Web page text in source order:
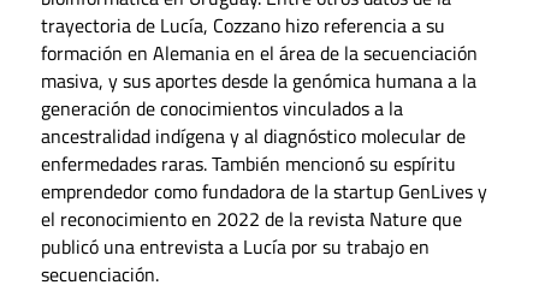
trayectoria de Lucía, Cozzano hizo referencia a su
formación en Alemania en el área de la secuenciación
masiva, y sus aportes desde la genómica humana a la
generación de conocimientos vinculados a la
ancestralidad indígena y al diagnóstico molecular de
enfermedades raras. También mencionó su espíritu
emprendedor como fundadora de la startup GenLives y
el reconocimiento en 2022 de la revista Nature que
publicó una entrevista a Lucía por su trabajo en
secuenciación.